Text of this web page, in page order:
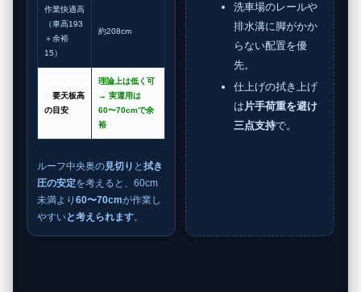
作業快適高
（車高193
＋余裕
15）
約208cm
要天板高
の目安
理論上は低く可
→ 実運用は
60〜70cmで余
裕
ルーフ中央奥の見切り と 拭き
圧の安定を考えると、60cm
未満より 60〜70cmが作業し
やすいと考えられます。
洗車場のレールや
排水溝に脚がかか
らない配置を優
先。
仕上げの拭き上げ
は 片手荷重を避け
三点支持で。